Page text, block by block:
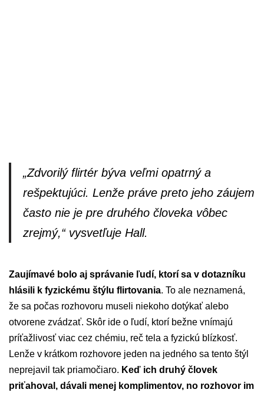
„Zdvorilý flirtér býva veľmi opatrný a
rešpektujúci. Lenže práve preto jeho záujem
často nie je pre druhého človeka vôbec
zrejmý,“ vysvetľuje Hall.
Zaujímavé bolo aj správanie ľudí, ktorí sa v dotazníku
hlásili k fyzickému štýlu flirtovania. To ale neznamená,
že sa počas rozhovoru museli niekoho dotýkať alebo
otvorene zvádzať. Skôr ide o ľudí, ktorí bežne vnímajú
príťažlivosť viac cez chémiu, reč tela a fyzickú blízkosť.
Lenže v krátkom rozhovore jeden na jedného sa tento štýl
neprejavil tak priamočiaro. Keď ich druhý človek
priťahoval, dávali menej komplimentov, no rozhovor im